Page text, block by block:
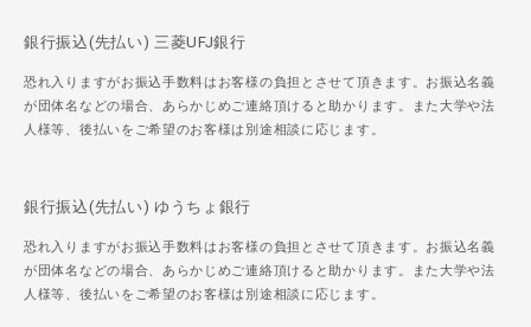
銀行振込(先払い) 三菱UFJ銀行
恐れ入りますがお振込手数料はお客様の負担とさせて頂きます。お振込名義
が団体名などの場合、あらかじめご連絡頂けると助かります。また大学や法
人様等、後払いをご希望のお客様は別途相談に応じます。
銀行振込(先払い) ゆうちょ銀行
恐れ入りますがお振込手数料はお客様の負担とさせて頂きます。お振込名義
が団体名などの場合、あらかじめご連絡頂けると助かります。また大学や法
人様等、後払いをご希望のお客様は別途相談に応じます。